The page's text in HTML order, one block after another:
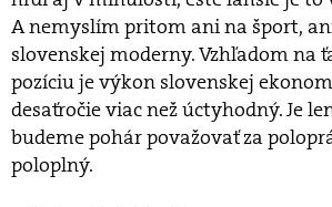
A nemyslím pritom ani na šport,
slovenskej moderny. Vzhľadom na
pozíciu je výkon slovenskej
desaťročie viac než úctyhodný. Je
budeme pohár považovať za
poloplný.